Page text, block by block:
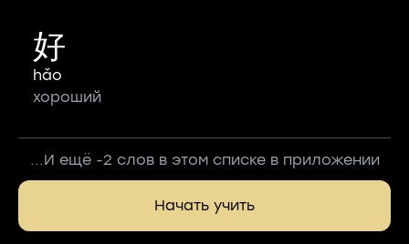
好
hǎo
хороший
...И ещё -2 слов в этом списке в приложении
Начать учить